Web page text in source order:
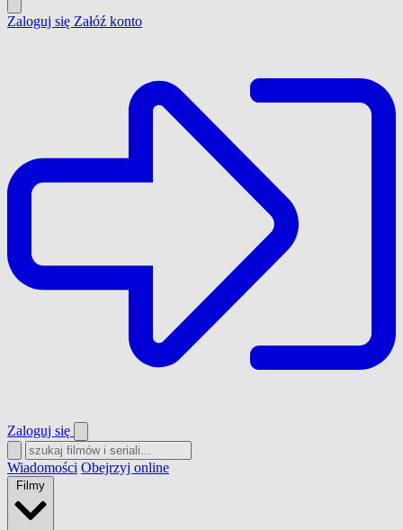
Zaloguj się Załóź konto
Zaloguj się
Wiadomości Obejrzyj online
Filmy